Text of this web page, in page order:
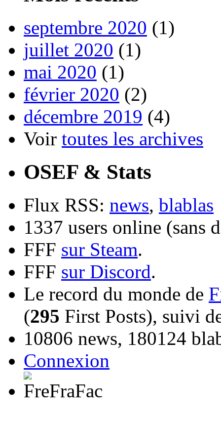
septembre 2020 (1)
juillet 2020 (1)
mai 2020 (1)
février 2020 (2)
décembre 2019 (4)
Voir toutes les archives
OSEF & Stats
Flux RSS: news, blablas
1337 users online (sans
FFF sur Steam.
FFF sur Discord.
Le record du monde de
(295 First Posts), suivi
10806 news, 180124
Connexion